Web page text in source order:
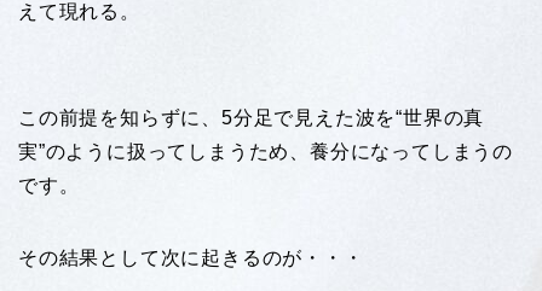
えて現れる。
この前提を知らずに、5分足で見えた波を“世界の真
実”のように扱ってしまうため、養分になってしまうの
です。
その結果として次に起きるのが・・・